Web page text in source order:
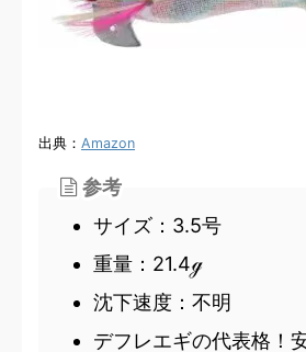
出典： Amazon
参考
サイズ：3.5号
重量：21.4ℊ
沈下速度：不明
デフレエギの代表格！